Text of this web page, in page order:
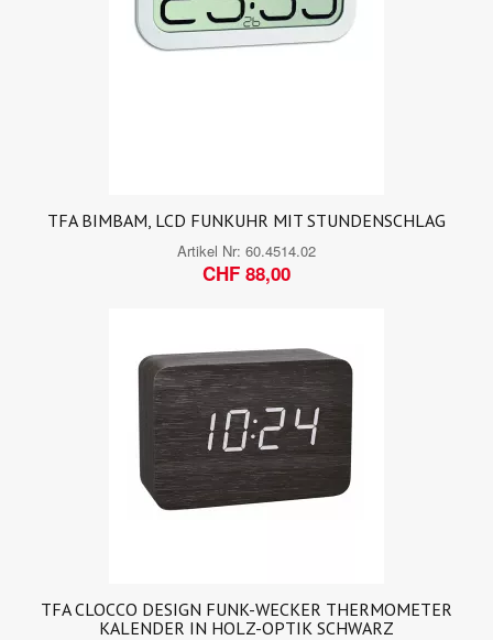
TFA BIMBAM, LCD FUNKUHR MIT STUNDENSCHLAG
Artikel Nr: 60.4514.02
CHF 88,00
TFA CLOCCO DESIGN FUNK-WECKER THERMOMETER
KALENDER IN HOLZ-OPTIK SCHWARZ